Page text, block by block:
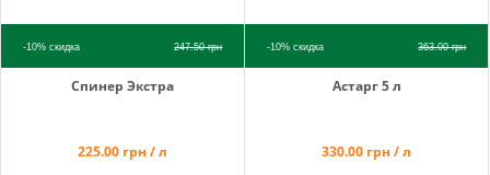
-10%скидка 247.50грн
Спинер Экстра
225.00 грн / л
-10%скидка 363.00грн
Астарг 5 л
330.00 грн / л